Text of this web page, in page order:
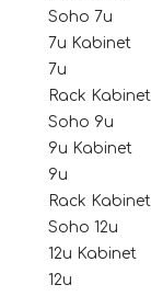
Soho 7u
7u Kabinet
7u
Rack
Soho 9u
9u Kabinet
9u
Rack
Soho 12u
12u Kabinet
12u